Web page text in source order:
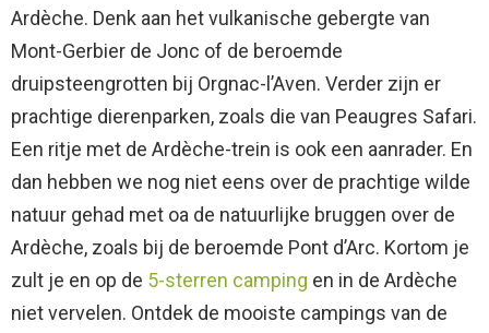
Ardèche. Denk aan het vulkanische gebergte van
Mont-Gerbier de Jonc of de beroemde
druipsteengrotten bij Orgnac-l’Aven. Verder zijn er
prachtige dierenparken, zoals die van Peaugres Safari.
Een ritje met de Ardèche-trein is ook een aanrader. En
dan hebben we nog niet eens over de prachtige wilde
natuur gehad met oa de natuurlijke bruggen over de
Ardèche, zoals bij de beroemde Pont d’Arc. Kortom je
zult je en op de 5-sterren camping en in de Ardèche
niet vervelen. Ontdek de mooiste campings van de